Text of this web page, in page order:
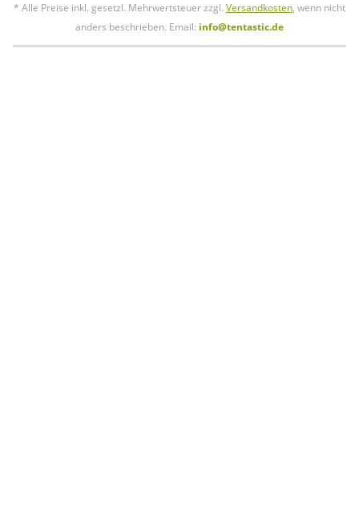
* Alle Preise inkl. gesetzl. Mehrwertsteuer zzgl. Versandkosten, wenn nicht
anders beschrieben. Email: info@tentastic.de